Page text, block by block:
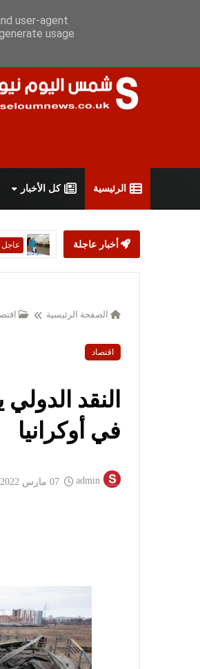
سياسة
الرئيسية كل الأخبار
أخبار عاجلة عاجل
الصفحة الرئيسية
اقتصاد
النقد
في أوكرانيا
admin
user-agent
usage